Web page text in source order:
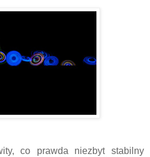
co prawda niezbyt stabilny